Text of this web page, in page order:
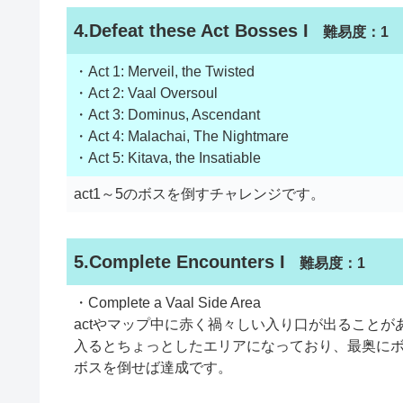
4.Defeat these Act Bosses I 難易度：1
・Act 1: Merveil, the Twisted
・Act 2: Vaal Oversoul
・Act 3: Dominus, Ascendant
・Act 4: Malachai, The Nightmare
・Act 5: Kitava, the Insatiable
act1～5のボスを倒すチャレンジです。
5.Complete Encounters I 難易度：1
・Complete a Vaal Side Area
actやマップ中に赤く禍々しい入り口が出ることが
入るとちょっとしたエリアになっており、最奥に
ボスを倒せば達成です。